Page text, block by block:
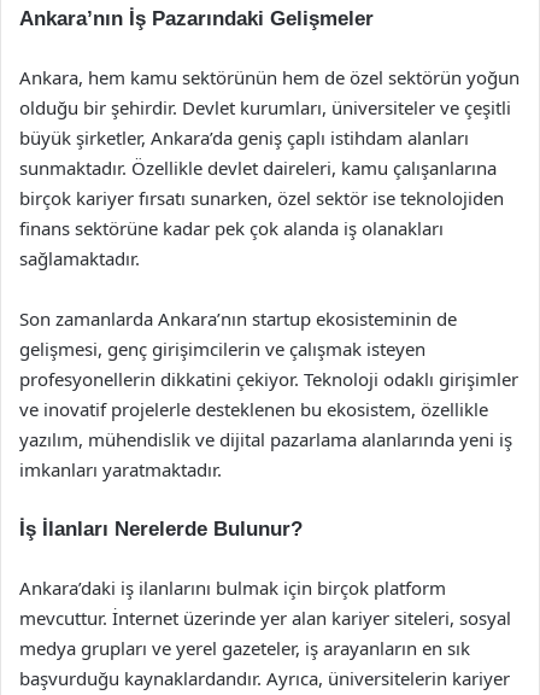
Ankara’nın İş Pazarındaki Gelişmeler
Ankara, hem kamu sektörünün hem de özel sektörün yoğun
olduğu bir şehirdir. Devlet kurumları, üniversiteler ve çeşitli
büyük şirketler, Ankara’da geniş çaplı istihdam alanları
sunmaktadır. Özellikle devlet daireleri, kamu çalışanlarına
birçok kariyer fırsatı sunarken, özel sektör ise teknolojiden
finans sektörüne kadar pek çok alanda iş olanakları
sağlamaktadır.
Son zamanlarda Ankara’nın startup ekosisteminin de
gelişmesi, genç girişimcilerin ve çalışmak isteyen
profesyonellerin dikkatini çekiyor. Teknoloji odaklı girişimler
ve inovatif projelerle desteklenen bu ekosistem, özellikle
yazılım, mühendislik ve dijital pazarlama alanlarında yeni iş
imkanları yaratmaktadır.
İş İlanları Nerelerde Bulunur?
Ankara’daki iş ilanlarını bulmak için birçok platform
mevcuttur. İnternet üzerinde yer alan kariyer siteleri, sosyal
medya grupları ve yerel gazeteler, iş arayanların en sık
başvurduğu kaynaklardandır. Ayrıca, üniversitelerin kariyer